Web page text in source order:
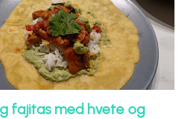
fajitas med hvete og